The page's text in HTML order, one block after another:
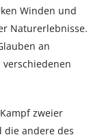
Winden und
Naturerlebnisse.
an
zweier
die andere des